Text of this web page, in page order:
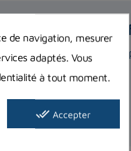
: comment
de votre détendeur de
de navigation, mesurer
adaptés. Vous
à tout moment.
done_all Accepter